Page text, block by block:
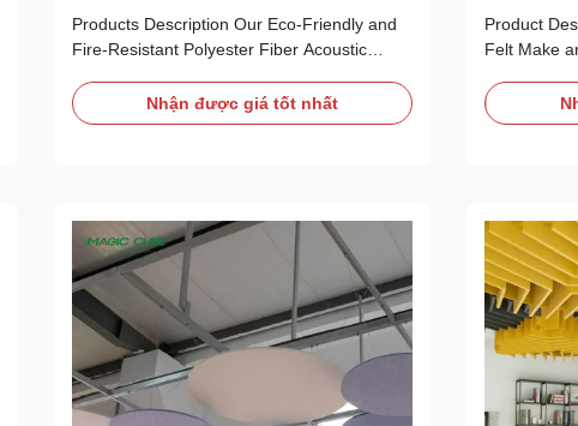
Panel for Meeting Room
Products Description Our Eco-Friendly and
Fire-Resistant Polyester Fiber Acoustic
noise control. Designed for architects,
designers, and builders who prioritize
Nhận được giá tốt nhất
NRC 0.9
Product
Felt Make
addition to